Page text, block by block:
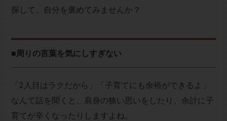
探して、自分を褒めてみませんか？
■周りの言葉を気にしすぎない
「2人目はラクだから」「子育てにも余裕ができるよ」
なんて話を聞くと、肩身の狭い思いをしたり、余計に子
育てが辛くなったりしますよね。